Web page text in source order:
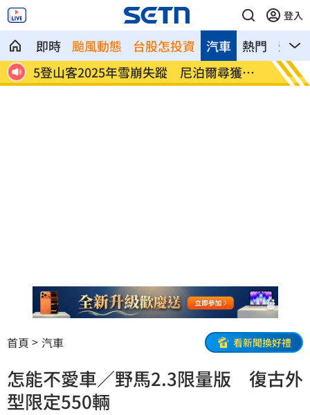
登入
即時 颱風動態 台股怎投資 熱門 影音
汽車
足
5登山客2025年雪崩失蹤 尼泊爾尋獲遺
體
喝錯
首頁 汽車 看新聞換好禮
怎能不愛車／野馬2.3限量版 復古外
型限定550輛